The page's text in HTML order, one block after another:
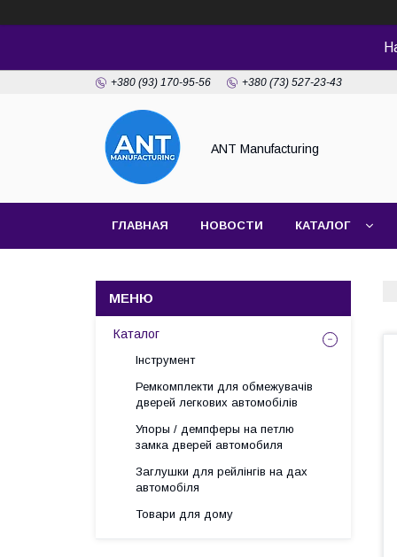
+380 (93) 170-95-56 +380 (73) 527-23-43
ANT Manufacturing
ГЛАВНАЯ НОВОСТИ КАТАЛОГ
Каталог
Інструмент
Ремкомплекти для обмежувачів
дверей легкових автомобілів
Упоры / демпферы на петлю
замка дверей автомобиля
Заглушки для рейлінгів на дах
автомобіля
Товари для дому